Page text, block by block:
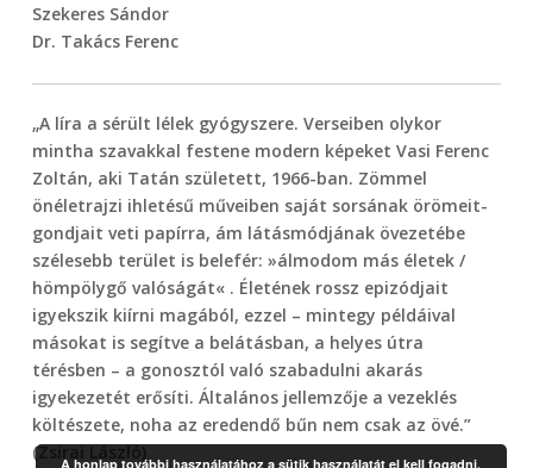
Szekeres Sándor
Dr. Takács Ferenc
„A líra a sérült lélek gyógyszere. Verseiben olykor
mintha szavakkal festene modern képeket Vasi Ferenc
Zoltán, aki Tatán született, 1966-ban. Zömmel
önéletrajzi ihletésű műveiben saját sorsának örömeit-
gondjait veti papírra, ám látásmódjának övezetébe
szélesebb terület is belefér: »álmodom más életek /
hömpölygő valóságát« . Életének rossz epizódjait
igyekszik kiírni magából, ezzel – mintegy példáival
másokat is segítve a belátásban, a helyes útra
térésben – a gonosztól való szabadulni akarás
igyekezetét erősíti. Általános jellemzője a vezeklés
költészete, noha az eredendő bűn nem csak az övé.”
(Zsirai László)
A honlap további használatához a sütik használatát el kell fogadni.